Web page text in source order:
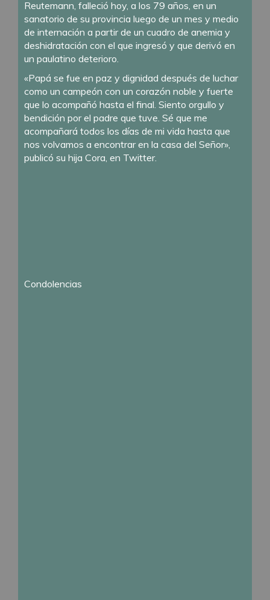
Reutemann, falleció hoy, a los 79 años, en un
sanatorio de su provincia luego de un mes y medio
de internación a partir de un cuadro de anemia y
deshidratación con el que ingresó y que derivó en
un paulatino deterioro.
«Papá se fue en paz y dignidad después de luchar
como un campeón con un corazón noble y fuerte
que lo acompañó hasta el final. Siento orgullo y
bendición por el padre que tuve. Sé que me
acompañará todos los días de mi vida hasta que
nos volvamos a encontrar en la casa del Señor»,
publicó su hija Cora, en Twitter.
Condolencias